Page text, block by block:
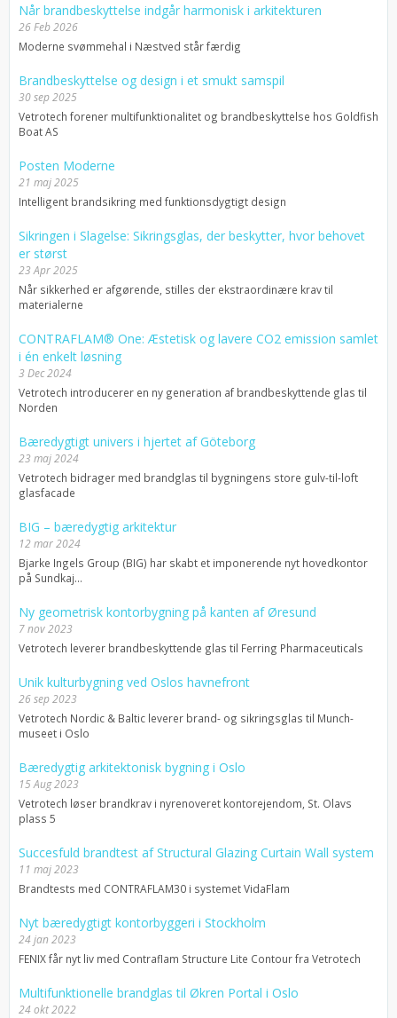
Når brandbeskyttelse indgår harmonisk i arkitekturen
26 Feb 2026
Moderne svømmehal i Næstved står færdig
Brandbeskyttelse og design i et smukt samspil
30 sep 2025
Vetrotech forener multifunktionalitet og brandbeskyttelse hos Goldfish
Boat AS
Posten Moderne
21 maj 2025
Intelligent brandsikring med funktionsdygtigt design
Sikringen i Slagelse: Sikringsglas, der beskytter, hvor behovet
er størst
23 Apr 2025
Når sikkerhed er afgørende, stilles der ekstraordinære krav til
materialerne
CONTRAFLAM® One: Æstetisk og lavere CO2 emission samlet
i én enkelt løsning
3 Dec 2024
Vetrotech introducerer en ny generation af brandbeskyttende glas til
Norden
Bæredygtigt univers i hjertet af Göteborg
23 maj 2024
Vetrotech bidrager med brandglas til bygningens store gulv-til-loft
glasfacade
BIG – bæredygtig arkitektur
12 mar 2024
Bjarke Ingels Group (BIG) har skabt et imponerende nyt hovedkontor
på Sundkaj...
Ny geometrisk kontorbygning på kanten af Øresund
7 nov 2023
Vetrotech leverer brandbeskyttende glas til Ferring Pharmaceuticals
Unik kulturbygning ved Oslos havnefront
26 sep 2023
Vetrotech Nordic & Baltic leverer brand- og sikringsglas til Munch-
museet i Oslo
Bæredygtig arkitektonisk bygning i Oslo
15 Aug 2023
Vetrotech løser brandkrav i nyrenoveret kontorejendom, St. Olavs
plass 5
Succesfuld brandtest af Structural Glazing Curtain Wall system
11 maj 2023
Brandtests med CONTRAFLAM30 i systemet VidaFlam
Nyt bæredygtigt kontorbyggeri i Stockholm
24 jan 2023
FENIX får nyt liv med Contraflam Structure Lite Contour fra Vetrotech
Multifunktionelle brandglas til Økren Portal i Oslo
24 okt 2022